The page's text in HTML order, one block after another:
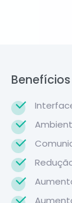
Benefícios